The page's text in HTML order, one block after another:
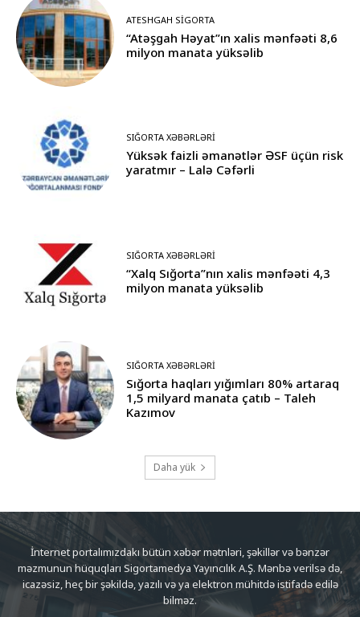
ATESHGAH SIGORTA
“Atəşgah Həyat”ın xalis mənfəəti 8,6
milyon manata yüksəlib
SIĞORTA XƏBƏRLƏRI
Yüksək faizli əmanətlər ƏSF üçün risk
yaratmır – Lalə Cəfərli
SIĞORTA XƏBƏRLƏRI
“Xalq Sığorta”nın xalis mənfəəti 4,3
milyon manata yüksəlib
SIĞORTA XƏBƏRLƏRI
Sığorta haqları yığımları 80% artaraq
1,5 milyard manata çatıb – Taleh
Kazımov
Daha yük
İnternet portalımızdakı bütün xəbər mətnləri, şəkillər və bənzər
məzmunun hüquqları Sigortamedya Yayıncılık A.Ş. Mənbə verilsə də,
icazəsiz, heç bir şəkildə, yazılı və ya elektron mühitdə istifadə edilə
bilməz.